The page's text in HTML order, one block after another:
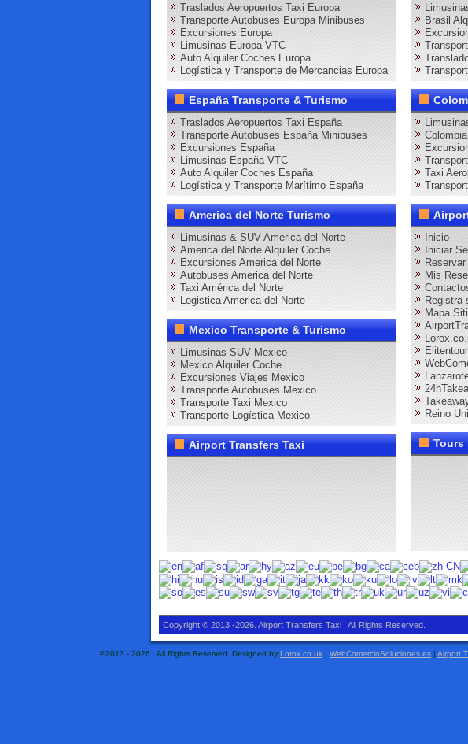
Traslados Aeropuertos Taxi Europa
Transporte Autobuses Europa Minibuses
Excursiones Europa
Limusinas Europa VTC
Auto Alquiler Coches Europa
Logística y Transporte de Mercancias Europa
España Transporte & Turismo
Traslados Aeropuertos Taxi España
Transporte Autobuses España Minibuses
Excursiones España
Limusinas España VTC
Auto Alquiler Coches España
Logística y Transporte Marítimo España
America del Norte Turismo
Limusinas & SUV America del Norte
America del Norte Alquiler Coche
Excursiones America del Norte
Autobuses America del Norte
Taxi América del Norte
Logistica America del Norte
Mexico Transporte & Turismo
Limusinas SUV Mexico
Mexico Alquiler Coche
Excursiones Viajes Mexico
Transporte Autobuses Mexico
Transporte Taxi Mexico
Transporte Logística Mexico
Airport Transfers Taxi
Brasil
Taxi
Inicio
Iniciar
Mis
Registra
Mapa
Reino
Tours
Copyright © 2013 -2026. Airport Transfers Taxi All Rights Reserved.
©2013 - 2026 . All Rights Reserved. Designed by:Lorox.co.uk | WebComercioSoluciones.es | Airport